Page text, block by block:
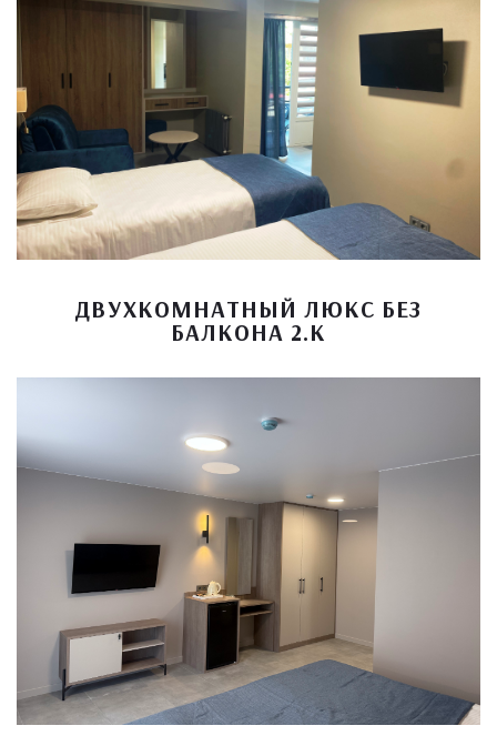
ДВУХКОМНАТНЫЙ ЛЮКС БЕЗ
БАЛКОНА 2.К